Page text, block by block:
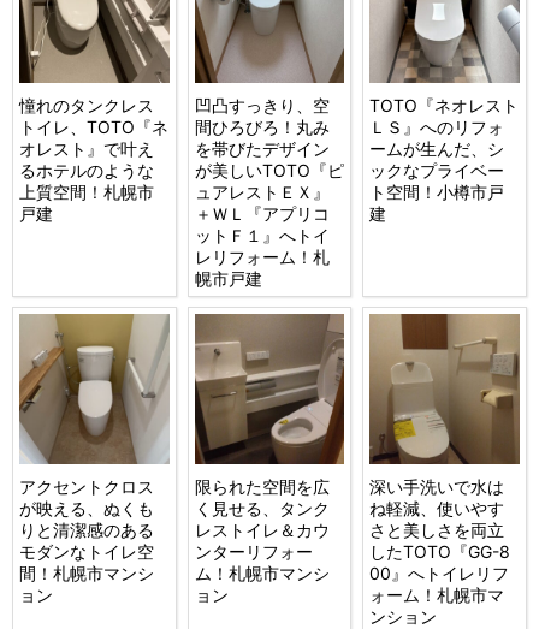
憧れのタンクレス
トイレ、TOTO『ネ
オレスト』で叶え
るホテルのような
上質空間！札幌市
戸建
凹凸すっきり、空
間ひろびろ！丸み
を帯びたデザイン
が美しいTOTO『ピ
ュアレストＥＸ』
＋ＷＬ『アプリコ
ットＦ１』へトイ
レリフォーム！札
幌市戸建
TOTO『ネオレスト
ＬＳ』へのリフォ
ームが生んだ、シ
ックなプライベー
ト空間！小樽市戸
建
アクセントクロス
が映える、ぬくも
りと清潔感のある
モダンなトイレ空
間！札幌市マンシ
ョン
限られた空間を広
く見せる、タンク
レストイレ＆カウ
ンターリフォー
ム！札幌市マンシ
ョン
深い手洗いで水は
ね軽減、使いやす
さと美しさを両立
したTOTO『GG-8
00』へトイレリフ
ォーム！札幌市マ
ンション